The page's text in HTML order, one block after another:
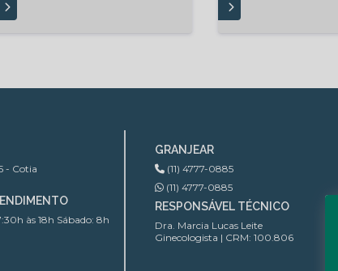
- Cotia
às 18h Sábado: 8h
GRANJEAR
(11) 4777-0885
(11) 4777-0885
RESPONSÁVEL TÉCNICO
Dra. Marcia Lucas Leite
Ginecologista | CRM: 100.806